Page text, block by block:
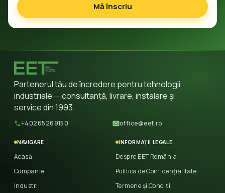
Mă înscriu
Partenerul tău de încredere pentru tehnologii
industriale — consultanță, livrare, instalare și
service din 1993.
+40265269150 office@eet.ro
NAVIGARE
Acasă
Companie
Industrii
INFORMAȚII LEGALE
Despre EET România
Politica de Confidențialitate
Termene și Condiții